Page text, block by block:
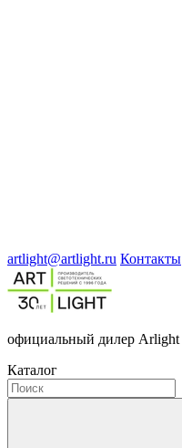
artlight@artlight.ru Контакты
официальный дилер Arlight
Каталог